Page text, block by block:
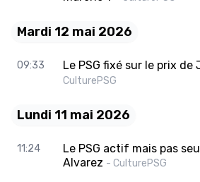
Mardi 12 mai 2026
09:33 Le PSG fixé sur le prix de
CulturePSG
Lundi 11 mai 2026
11:24
Le PSG actif mais pas
Alvarez - CulturePSG